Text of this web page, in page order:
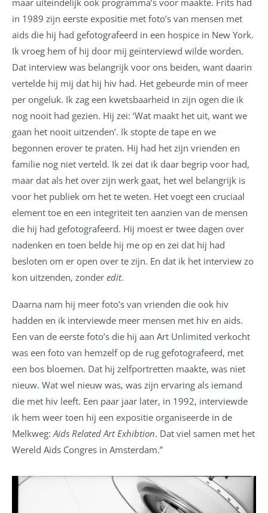
maar uiteindelijk ook programma’s voor maakte. Frits had
in 1989 zijn eerste expositie met foto’s van mensen met
aids die hij had gefotografeerd in een hospice in New York.
Ik vroeg hem of hij door mij geïnterviewd wilde worden.
Dat interview was belangrijk voor ons beiden, want daarin
vertelde hij mij dat hij hiv had. Het gebeurde min of meer
per ongeluk. Ik zag een kwetsbaarheid in zijn ogen die ik
nog nooit had gezien. Hij zei: ‘Wat maakt het uit, want we
gaan het nooit uitzenden’. Ik stopte de tape en we
begonnen erover te praten. Hij had het zijn vrienden en
familie nog niet verteld. Ik zei dat ik daar begrip voor had,
maar dat als het over zijn werk gaat, het wel belangrijk is
voor het publiek om het te weten. Het voegt een cruciaal
element toe en een integriteit ten aanzien van de mensen
die hij had gefotografeerd. Hij moest er twee dagen over
nadenken en toen belde hij me op en zei dat hij had
besloten om er open over te zijn. En dat ik het interview zo
kon uitzenden, zonder edit.
Daarna nam hij meer foto’s van vrienden die ook hiv
hadden en ik interviewde meer mensen met hiv en aids.
Een van de eerste foto’s die hij aan Art Unlimited verkocht
was een foto van hemzelf op de rug gefotografeerd, met
een bos bloemen. Dat hij zelfportretten maakte, was niet
nieuw. Wat wel nieuw was, was zijn ervaring als iemand
die met hiv leeft. Een paar jaar later, in 1992, interviewde
ik hem weer toen hij een expositie organiseerde in de
Melkweg:Aids Related Art Exhibtion. Dat viel samen met het
Wereld Aids Congres in Amsterdam.”